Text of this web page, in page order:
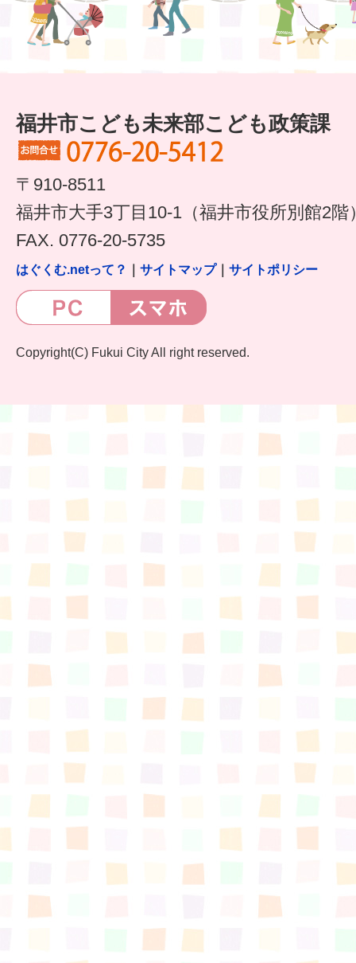
福井市こども未来部こども政策課
〒910-8511
福井市大手3丁目10-1（福井市役所別館2階
FAX. 0776-20-5735
はぐくむ.netって？ サイトマップ｜ サイトポリシー
Copyright(C) Fukui City All right reserved.